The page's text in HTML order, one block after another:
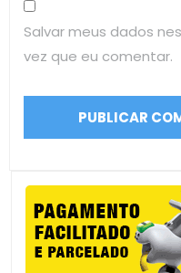
Salvar meus dados
vez que eu comentar.